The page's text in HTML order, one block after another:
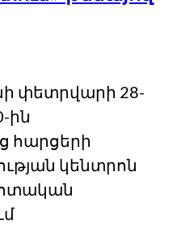
փետրվարի 28-
ին
հարցերի
կենտրոն